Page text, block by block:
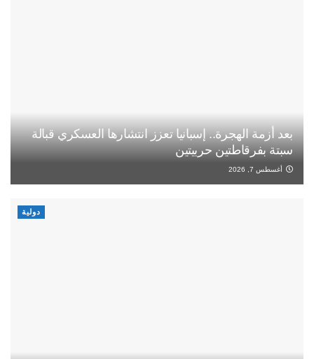
بعد أزمة الهجرة.. إسبانيا تعزز انتشارها العسكري قبالة
سبتة بفرقاطتين حربيتين
أغسطس 7, 2026
دولية